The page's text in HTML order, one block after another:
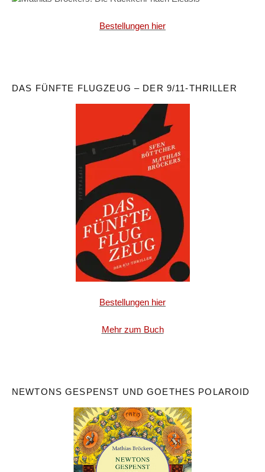
Bestellungen hier
DAS FÜNFTE FLUGZEUG – DER 9/11-THRILLER
Bestellungen hier
Mehr zum Buch
NEWTONS GESPENST UND GOETHES POLAROID